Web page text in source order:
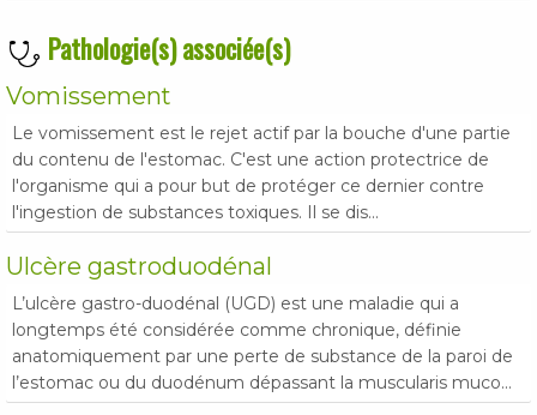
Pathologie(s) associée(s)
Vomissement
Le vomissement est le rejet actif par la bouche d'une partie
du contenu de l'estomac. C'est une action protectrice de
l'organisme qui a pour but de protéger ce dernier contre
l'ingestion de substances toxiques. Il se dis...
Ulcère gastroduodénal
L’ulcère gastro-duodénal (UGD) est une maladie qui a
longtemps été considérée comme chronique, définie
anatomiquement par une perte de substance de la paroi de
l’estomac ou du duodénum dépassant la muscularis muco...